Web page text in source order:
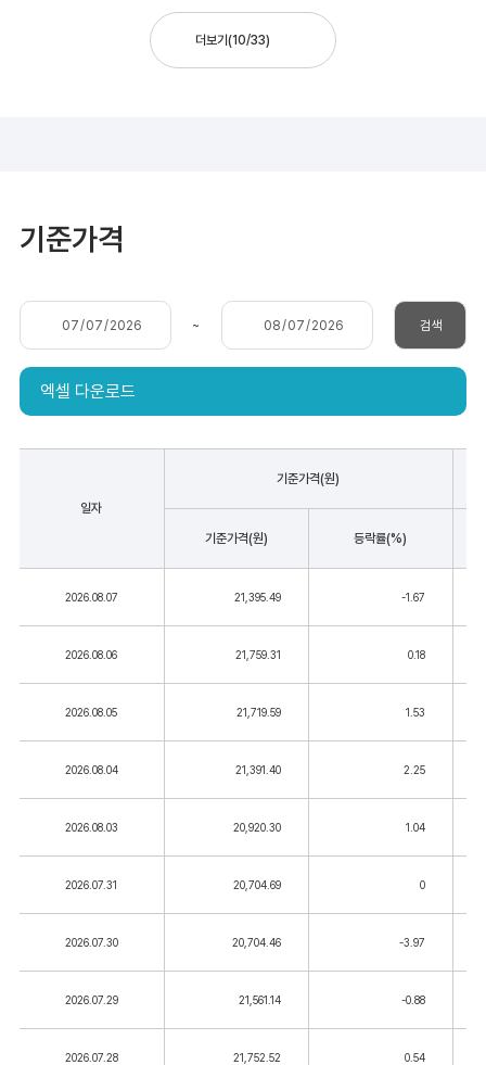
더보기 (10/33)
기준가격
~ 검색
엑셀 다운로드
일자
기준가격(원)
기준가격(원) 등락률(%)
2026.08.07 21,395.49 -1.67
2026.08.06 21,759.31 0.18
2026.08.05 21,719.59 1.53
2026.08.04 21,391.40 2.25
2026.08.03 20,920.30 1.04
2026.07.31 20,704.69 0
2026.07.30 20,704.46 -3.97
2026.07.29 21,561.14 -0.88
2026.07.28 21,752.52 0.54